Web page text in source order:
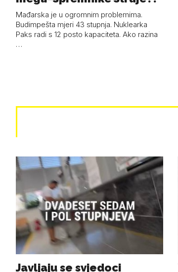
Mađarska je u ogromnim problemima.
Budimpešta mjeri 43 stupnja. Nuklearka
Paks radi s 12 posto kapaciteta. Ako razina
…